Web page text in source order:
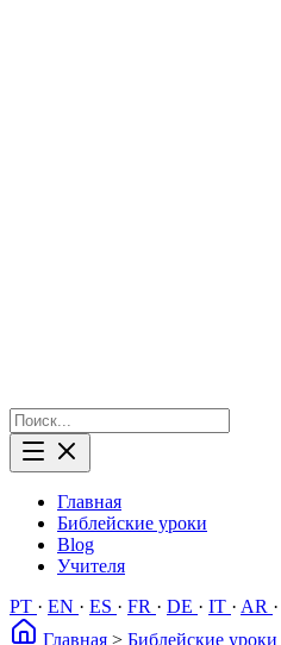
Главная
Библейские уроки
Blog
Учителя
PT · EN · ES · FR · DE · IT · AR ·
Главная > Библейские уроки